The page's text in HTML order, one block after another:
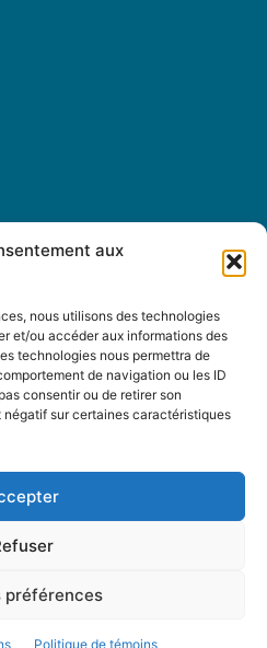
aux
nous utilisons des technologies
et/ou accéder aux informations des
technologies nous permettra de
de navigation ou les ID
consentir ou de retirer son
sur certaines caractéristiques
préférences
Politique de témoins